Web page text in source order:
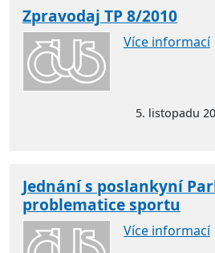
Zpravodaj TP 8/2010
Více informací
5. listopadu
Jednání s poslankyní
problematice sportu
Více informací